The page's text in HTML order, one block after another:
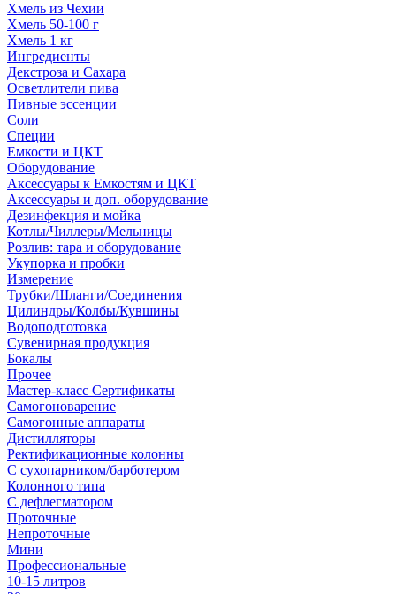
Хмель из Чехии
Хмель 50-100 г
Хмель 1 кг
Ингредиенты
Декстроза и Сахара
Осветлители пива
Пивные эссенции
Соли
Специи
Емкости и ЦКТ
Оборудование
Аксессуары к Емкостям и ЦКТ
Аксессуары и доп. оборудование
Дезинфекция и мойка
Котлы/Чиллеры/Мельницы
Розлив: тара и оборудование
Укупорка и пробки
Измерение
Трубки/Шланги/Соединения
Цилиндры/Колбы/Кувшины
Водоподготовка
Сувенирная продукция
Бокалы
Прочее
Мастер-класс Сертификаты
Самогоноварение
Самогонные аппараты
Дистилляторы
Ректификационные колонны
С сухопарником/барботером
Колонного типа
С дефлегматором
Проточные
Непроточные
Мини
Профессиональные
10-15 литров